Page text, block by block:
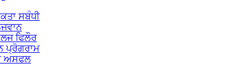
ਸਬੰਧੀ
ਫਿਲੌਰ
ਪ੍ਰੋਗਰਾਮ
ਅਸਫਲ